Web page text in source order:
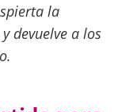
la
devuelve a los